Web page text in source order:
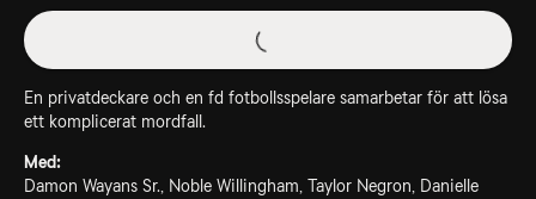
En privatdeckare och en fd fotbollsspelare samarbetar för att lösa
ett komplicerat mordfall.
Med:
Damon Wayans Sr., Noble Willingham, Taylor Negron, Danielle